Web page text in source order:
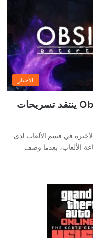
الاخبار
مطور سابق في Obsidian ينتقد تسريحات
في قسم الألعاب لدى
الألعاب، بعدما وصف